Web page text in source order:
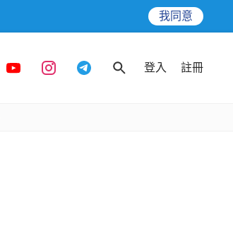
我同意
登入 註冊